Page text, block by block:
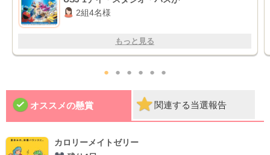
2組4名様
もっと見る
● ● ● ● ● ●
オススメの懸賞 関連する当選報告
カロリーメイトゼリー